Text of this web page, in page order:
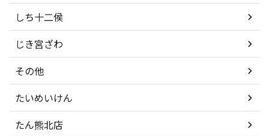
しち十二侯
じき宮ざわ
その他
たいめいけん
たん熊北店